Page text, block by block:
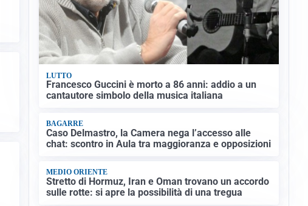
LUTTO
Francesco Guccini è morto a 86 anni: addio a un
cantautore simbolo della musica italiana
BAGARRE
Caso Delmastro, la Camera nega l’accesso alle
chat: scontro in Aula tra maggioranza e opposizioni
MEDIO ORIENTE
Stretto di Hormuz, Iran e Oman trovano un accordo
sulle rotte: si apre la possibilità di una tregua